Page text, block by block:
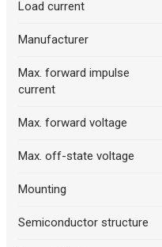
Load current
Manufacturer
Max. forward impulse
current
Max. forward voltage
Max. off-state voltage
Mounting
Semiconductor structure